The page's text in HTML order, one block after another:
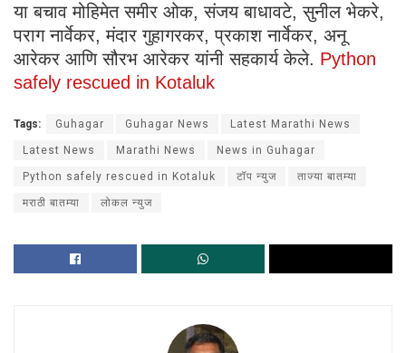
या बचाव मोहिमेत समीर ओक, संजय बाधावटे, सुनील भेकरे,
पराग नार्वेकर, मंदार गुहागरकर, प्रकाश नार्वेकर, अनू
आरेकर आणि सौरभ आरेकर यांनी सहकार्य केले. Python
safely rescued in Kotaluk
Tags: Guhagar Guhagar News Latest Marathi News
Latest News Marathi News News in Guhagar
Python safely rescued in Kotaluk टॉप न्युज ताज्या बातम्या
मराठी बातम्या लोकल न्युज